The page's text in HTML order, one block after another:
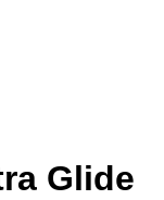
Glide